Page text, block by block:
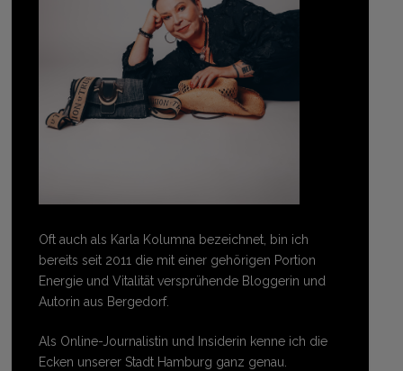
Oft auch als Karla Kolumna bezeichnet, bin ich
bereits seit 2011 die mit einer gehörigen Portion
Energie und Vitalität versprühende Bloggerin und
Autorin aus Bergedorf.
Als Online-Journalistin und Insiderin kenne ich die
Ecken unserer Stadt Hamburg ganz genau.